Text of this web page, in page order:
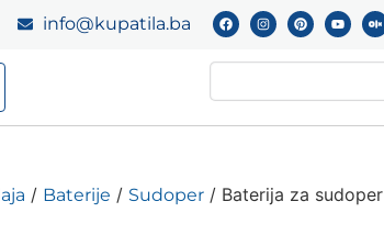
info@kupatila.ba
/ Baterije / Sudoper / Baterija za